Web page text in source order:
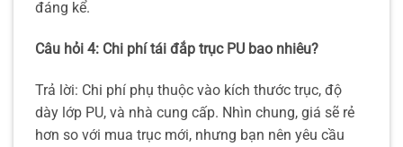
đáng kể.
Câu hỏi 4: Chi phí tái đắp trục PU bao nhiêu?
Trả lời: Chi phí phụ thuộc vào kích thước trục, độ
dày lớp PU, và nhà cung cấp. Nhìn chung, giá sẽ rẻ
hơn so với mua trục mới, nhưng bạn nên yêu cầu